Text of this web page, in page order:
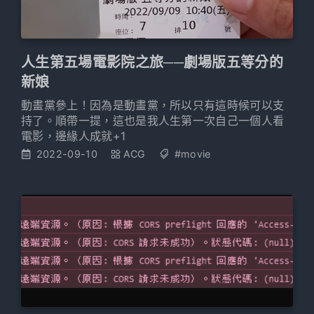
人生第五場電影院之旅──劇場版五等分的
新娘
動畫黨參上！因為是動畫黨，所以只有這時候可以支
持了。順帶一提，這也是我人生第一次自己一個人看
電影，邊緣人成就+1
2022-09-10 ACG #movie